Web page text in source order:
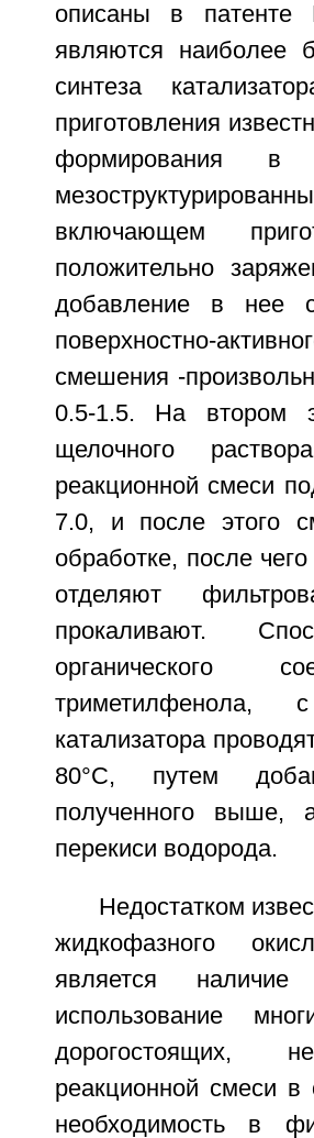
описаны в патенте
являются наиболее
синтеза
приготовления
формирования в
включающем
положительно
добавление в нее
поверхностно-
смешения -
0.5-1.5. На втором
щелочного
реакционной смеси
7.0, и после этого
обработке, после
отделяют
прокаливают.
органического
триметилфенола,
катализатора
80°С, путем
полученного выше,
перекиси водорода.
Недостатком
жидкофазного
является
использование
дорогостоящих,
реакционной смеси в
необходимость в